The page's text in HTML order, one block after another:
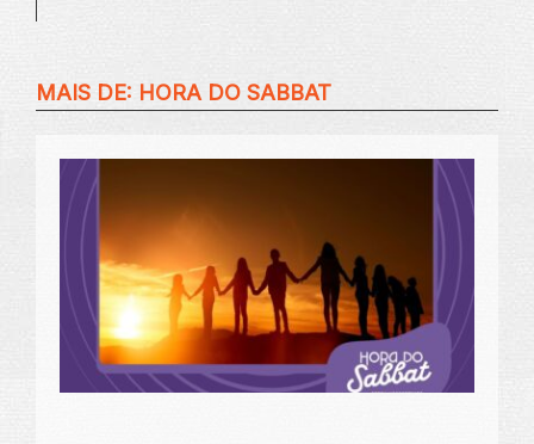
MAIS DE: HORA DO SABBAT